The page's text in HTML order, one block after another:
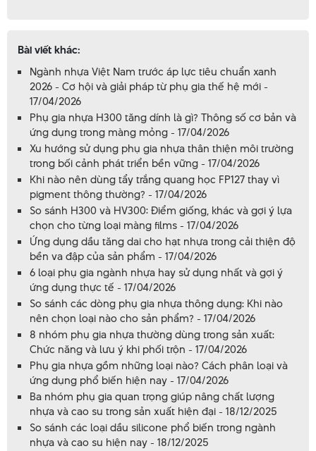
Bài viết khác:
Ngành nhựa Việt Nam trước áp lực tiêu chuẩn xanh
2026 - Cơ hội và giải pháp từ phụ gia thế hệ mới -
17/04/2026
Phụ gia nhựa H300 tăng dính là gì? Thông số cơ bản và
ứng dụng trong màng mỏng - 17/04/2026
Xu hướng sử dụng phụ gia nhựa thân thiện môi trường
trong bối cảnh phát triển bền vững - 17/04/2026
Khi nào nên dùng tẩy trắng quang học FP127 thay vì
pigment thông thường? - 17/04/2026
So sánh H300 và HV300: Điểm giống, khác và gợi ý lựa
chọn cho từng loại màng films - 17/04/2026
Ứng dụng dầu tăng dai cho hạt nhựa trong cải thiện độ
bền va đập của sản phẩm - 17/04/2026
6 loại phụ gia ngành nhựa hay sử dụng nhất và gợi ý
ứng dụng thực tế - 17/04/2026
So sánh các dòng phụ gia nhựa thông dụng: Khi nào
nên chọn loại nào cho sản phẩm? - 17/04/2026
8 nhóm phụ gia nhựa thường dùng trong sản xuất:
Chức năng và lưu ý khi phối trộn - 17/04/2026
Phụ gia nhựa gồm những loại nào? Cách phân loại và
ứng dụng phổ biến hiện nay - 17/04/2026
Ba nhóm phụ gia quan trọng giúp nâng chất lượng
nhựa và cao su trong sản xuất hiện đại - 18/12/2025
So sánh các loại dầu silicone phổ biến trong ngành
nhựa và cao su hiện nay - 18/12/2025